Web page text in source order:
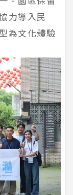
力導入民
為文化體驗